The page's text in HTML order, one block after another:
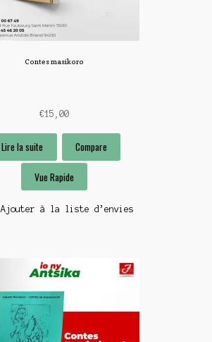
Contes masikoro
€15,00
Lire la suite Compare
Vue Rapide
Ajouter à la liste d’envies